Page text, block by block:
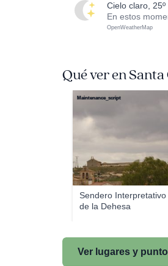
cielo claro, 25º
En estos
OpenWeatherMap
Qué ver en
Sendero Interpretativo
de la Dehesa
Maintenance_script
Ver lugares y